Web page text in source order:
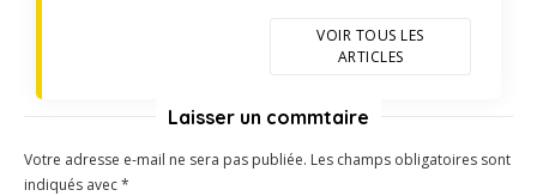
VOIR TOUS LES
ARTICLES
Laisser un commtaire
Votre adresse e-mail ne sera pas publiée. Les champs obligatoires sont
indiqués avec*